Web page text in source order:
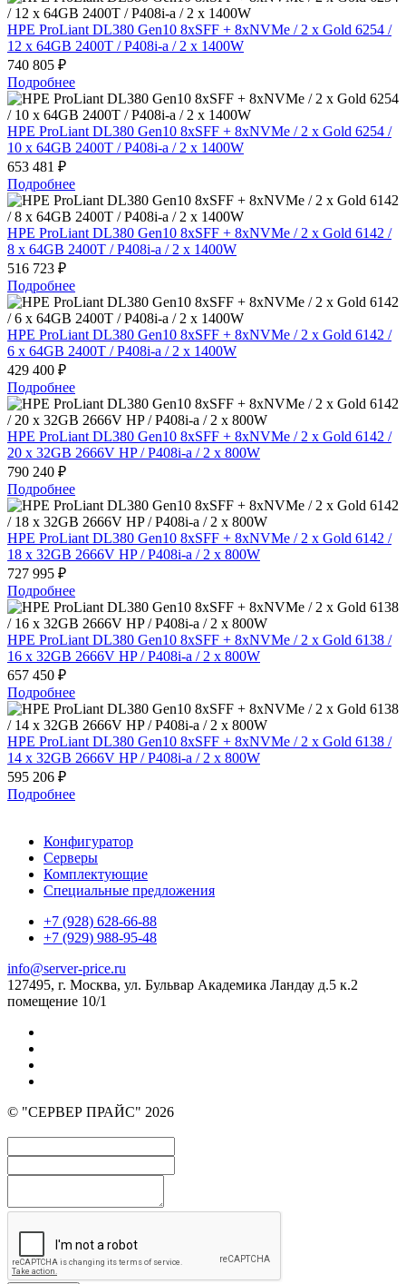
HPE ProLiant DL380 Gen10 8xSFF + 8xNVMe / 2 x Gold 6254 /
12 x 64GB 2400T / P408i-a / 2 x 1400W
740 805 ₽
Подробнее
HPE ProLiant DL380 Gen10 8xSFF + 8xNVMe / 2 x Gold 6254 /
10 x 64GB 2400T / P408i-a / 2 x 1400W
653 481 ₽
Подробнее
HPE ProLiant DL380 Gen10 8xSFF + 8xNVMe / 2 x Gold 6142 /
8 x 64GB 2400T / P408i-a / 2 x 1400W
516 723 ₽
Подробнее
HPE ProLiant DL380 Gen10 8xSFF + 8xNVMe / 2 x Gold 6142 /
6 x 64GB 2400T / P408i-a / 2 x 1400W
429 400 ₽
Подробнее
HPE ProLiant DL380 Gen10 8xSFF + 8xNVMe / 2 x Gold 6142 /
20 x 32GB 2666V HP / P408i-a / 2 x 800W
790 240 ₽
Подробнее
HPE ProLiant DL380 Gen10 8xSFF + 8xNVMe / 2 x Gold 6142 /
18 x 32GB 2666V HP / P408i-a / 2 x 800W
727 995 ₽
Подробнее
HPE ProLiant DL380 Gen10 8xSFF + 8xNVMe / 2 x Gold 6138 /
16 x 32GB 2666V HP / P408i-a / 2 x 800W
657 450 ₽
Подробнее
HPE ProLiant DL380 Gen10 8xSFF + 8xNVMe / 2 x Gold 6138 /
14 x 32GB 2666V HP / P408i-a / 2 x 800W
595 206 ₽
Подробнее
Конфигуратор
Серверы
Комплектующие
Специальные предложения
+7 (928) 628-66-88
+7 (929) 988-95-48
info@server-price.ru
127495, г. Москва, ул. Бульвар Академика Ландау д.5 к.2
помещение 10/1
© "СЕРВЕР ПРАЙС" 2026